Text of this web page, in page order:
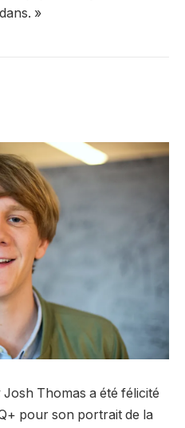
»
Thomas a été félicité
pour son portrait de la